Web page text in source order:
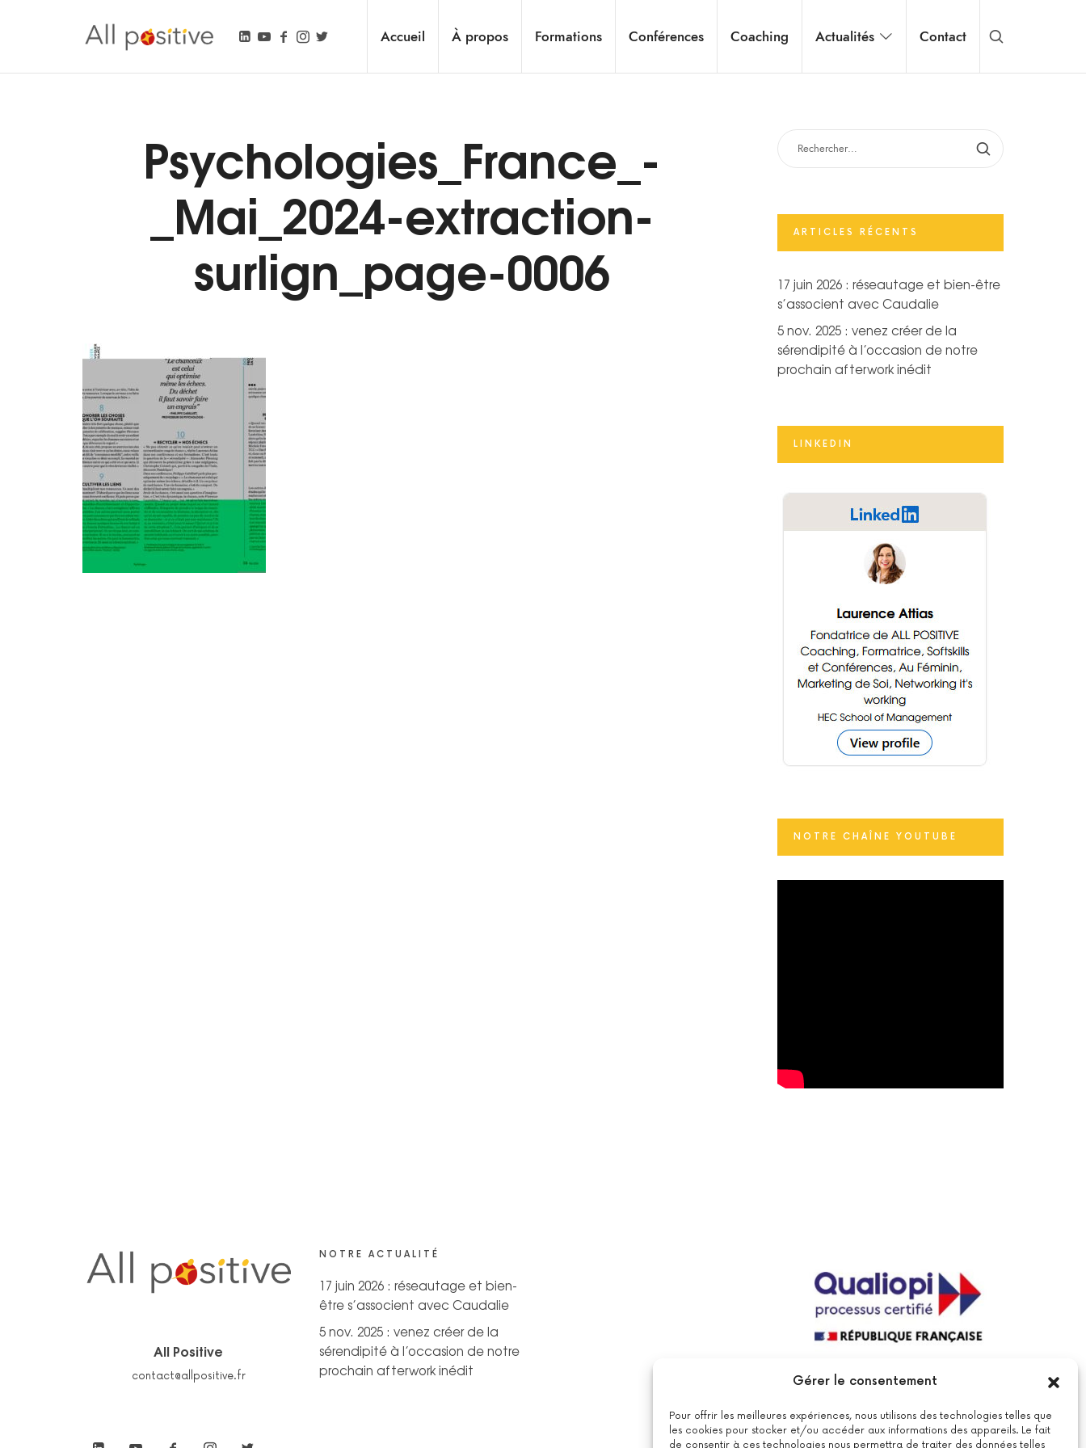
Gérer le consentement
Pour offrir les meilleures expériences, nous utilisons des technologies telles que
les cookies pour stocker et/ou accéder aux informations des appareils. Le fait
de consentir à ces technologies nous permettra de traiter des données telles
All Positive Accueil À propos Formations Conférences Coaching Actualités Contact
Psychologies_France_-
_Mai_2024-extraction-
surlign_page-0006
RECHERCHER :
ARTICLES RÉCENTS
17 juin 2026 : réseautage et bien-être
s’associent avec Caudalie
5 nov. 2025 : venez créer de la
sérendipité à l’occasion de notre
prochain afterwork inédit
LINKEDIN
NOTRE CHAÎNE YOUTUBE
All Positive
contact@allpositive.fr
NOTRE ACTUALITÉ
17 juin 2026 : réseautage et bien-
être s’associent avec Caudalie
5 nov. 2025 : venez créer de la
sérendipité à l’occasion de notre
prochain afterwork inédit
La certification qualité a été délivrée au
de formations.Voir le certificat